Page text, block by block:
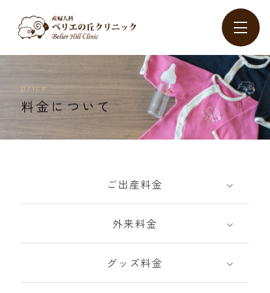
price
料金について
ご出産料金
外来料金
グッズ料金